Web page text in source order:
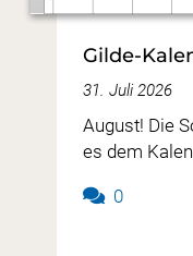
Gilde-
31. Juli 2026
August! Die
es dem
0